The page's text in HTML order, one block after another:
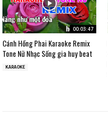
00:03:47
Cánh Hồng Phai Karaoke Remix
Tone Nữ Nhạc Sống gia huy beat
KARAOKE